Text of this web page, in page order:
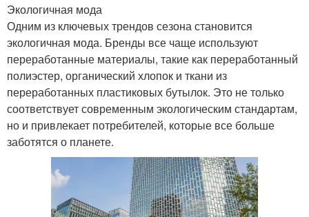
Экологичная мода
Одним из ключевых трендов сезона становится
экологичная мода. Бренды все чаще используют
переработанные материалы, такие как переработанный
полиэстер, органический хлопок и ткани из
переработанных пластиковых бутылок. Это не только
соответствует современным экологическим стандартам,
но и привлекает потребителей, которые все больше
заботятся о планете.